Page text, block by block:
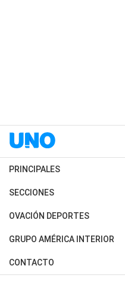
PRINCIPALES
Últimas Noticias
Política
Judiciales
SECCIONES
Horóscopo
Motores
Trucos caseros
OVACIÓN DEPORTES
Fútbol
Mundial
Automovilismo
GRUPO AMÉRICA INTERIOR
Canal 7 en Vivo
CONTACTO